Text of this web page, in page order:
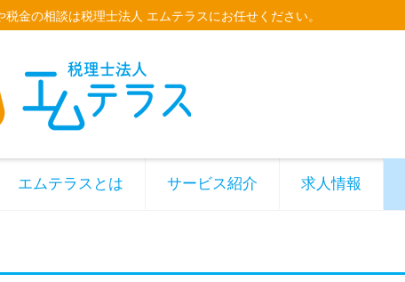
税金の相談は税理士法人 エムテラスにお任せください。
エムテラスとは サービス紹介 求人情報